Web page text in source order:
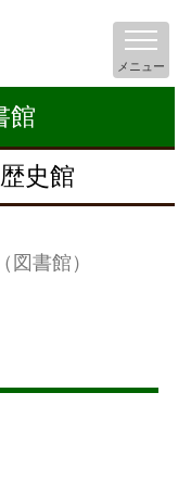
館
史館
メニュー
図書館）